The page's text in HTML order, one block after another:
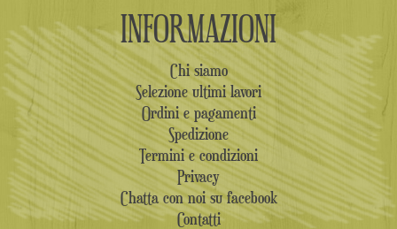
INFORMAZIONI
Chi siamo
Selezione ultimi lavori
Ordini e pagamenti
Spedizione
Termini e condizioni
Privacy
Chatta con noi su facebook
Contatti